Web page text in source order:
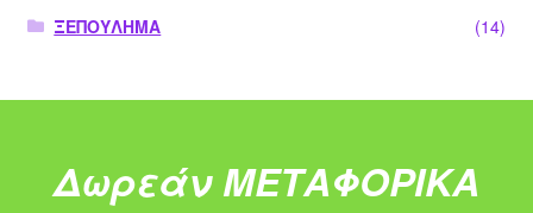
ΞΕΠΟΥΛΗΜΑ
(14)
Δωρεάν ΜΕΤΑΦΟΡΙΚΑ